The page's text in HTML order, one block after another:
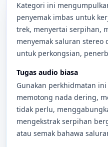
Kategori ini
penyemak imbas untuk
trek, menyertai serpihan,
menyemak saluran stereo
untuk perkongsian,
Tugas audio biasa
Gunakan perkhidmatan
memotong nada dering,
tidak perlu,
mengekstrak serpihan
atau semak bahawa